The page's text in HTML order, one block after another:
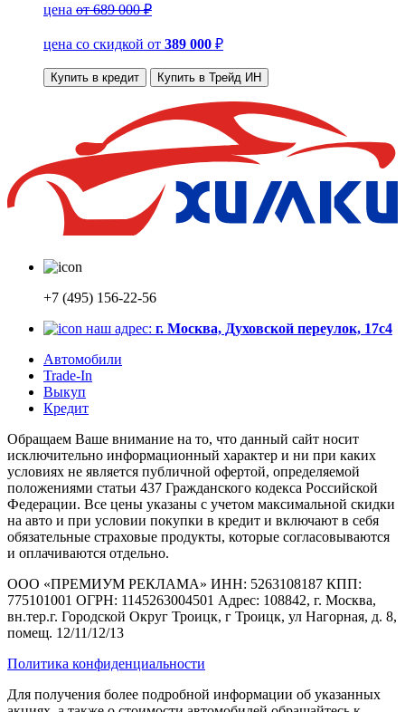
цена от 689 000 ₽
цена со скидкой от 389 000 ₽
Купить в кредит Купить в Трейд ИН
+7 (495) 156-22-56
наш адрес: г. Москва, Духовской переулок, 17с4
Автомобили
Trade-In
Выкуп
Кредит
Обращаем Ваше внимание на то, что данный сайт носит
исключительно информационный характер и ни при каких
условиях не является публичной офертой, определяемой
положениями статьи 437 Гражданского кодекса Российской
Федерации. Все цены указаны с учетом максимальной скидки
на авто и при условии покупки в кредит и включают в себя
обязательные страховые продукты, которые согласовываются
и оплачиваются отдельно.
ООО «ПРЕМИУМ РЕКЛАМА» ИНН: 5263108187 КПП:
775101001 ОГРН: 1145263004501 Адрес: 108842, г. Москва,
вн.тер.г. Городской Округ Троицк, г Троицк, ул Нагорная, д. 8,
помещ. 12/11/12/13
Политика конфиденциальности
Для получения более подробной информации об указанных